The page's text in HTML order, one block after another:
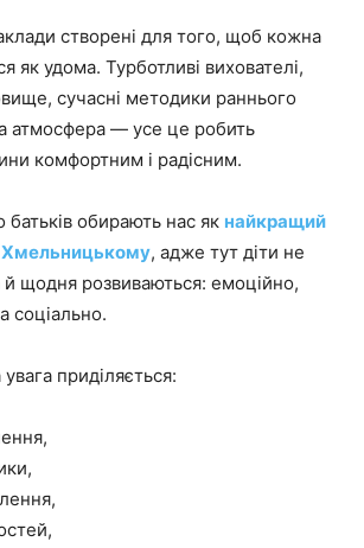
створені для того, щоб кожна
як удома. Турботливі вихователі,
сучасні методики раннього
атмосфера — усе це робить
комфортним і радісним.
обирають нас як найкращий
Хмельницькому, адже тут діти не
щодня розвиваються: емоційно,
соціально.
приділяється: